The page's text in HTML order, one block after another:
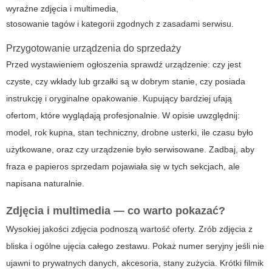
wyraźne zdjęcia i multimedia,
stosowanie tagów i kategorii zgodnych z zasadami serwisu.
Przygotowanie urządzenia do sprzedaży
Przed wystawieniem ogłoszenia sprawdź urządzenie: czy jest
czyste, czy wkłady lub grzałki są w dobrym stanie, czy posiada
instrukcję i oryginalne opakowanie. Kupujący bardziej ufają
ofertom, które wyglądają profesjonalnie. W opisie uwzględnij:
model, rok kupna, stan techniczny, drobne usterki, ile czasu było
użytkowane, oraz czy urządzenie było serwisowane. Zadbaj, aby
fraza e papieros sprzedam pojawiała się w tych sekcjach, ale
napisana naturalnie.
Zdjęcia i multimedia — co warto pokazać?
Wysokiej jakości zdjęcia podnoszą wartość oferty. Zrób zdjęcia z
bliska i ogólne ujęcia całego zestawu. Pokaż numer seryjny jeśli nie
ujawni to prywatnych danych, akcesoria, stany zużycia. Krótki filmik